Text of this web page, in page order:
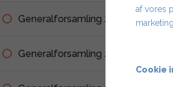
Generalforsamling 2018
Generalforsamling 2017
af vores
Cookie